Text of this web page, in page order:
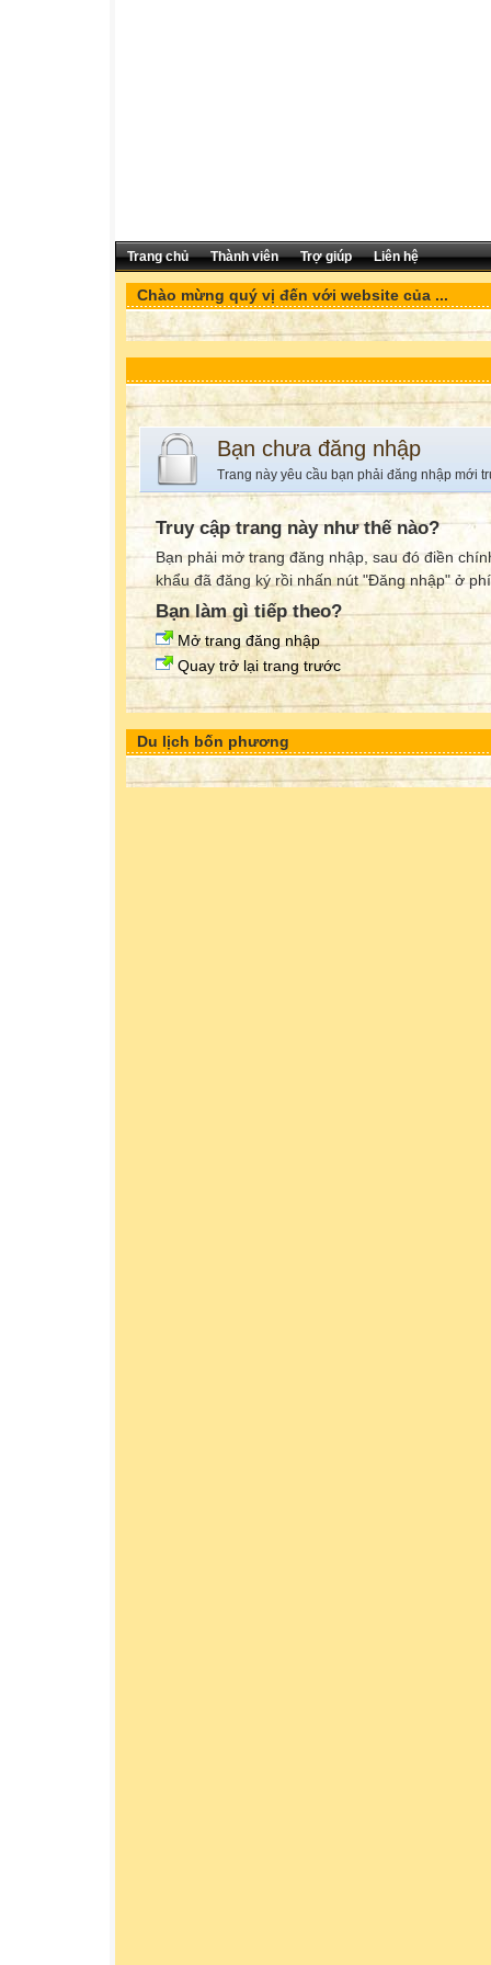
Trang chủ Thành viên Trợ giúp Liên hệ
Chào mừng quý vị đến với website của ...
Bạn chưa đăng nhập
Trang này yêu cầu bạn phải đăng nhập mới
Truy cập trang này như thế nào?
Bạn phải mở trang đăng nhập, sau đó điền
khẩu đã đăng ký rồi nhấn nút "Đăng nhập" ở
Bạn làm gì tiếp theo?
Mở trang đăng nhập
Quay trở lại trang trước
Du lịch bốn phương